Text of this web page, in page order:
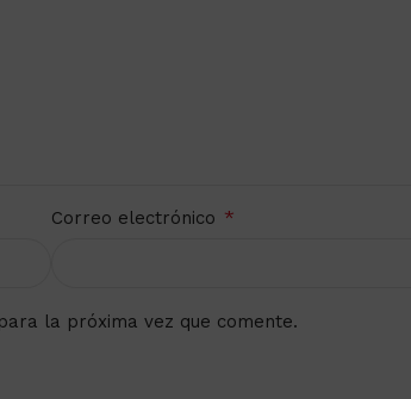
Correo electrónico *
la próxima vez que comente.